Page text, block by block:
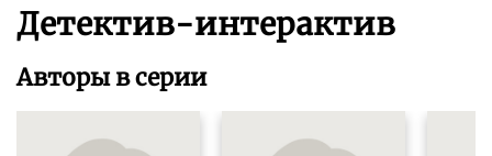
Детектив-интерактив
Авторы в серии